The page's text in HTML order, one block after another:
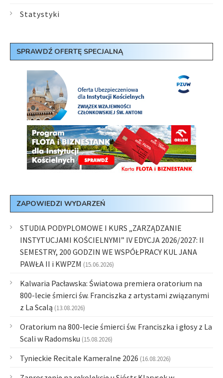
Statystyki
SPRAWDŹ OFERTĘ SPECJALNĄ
ZAPOWIEDZI WYDARZEŃ
STUDIA PODYPLOMOWE I KURS „ZARZĄDZANIE
INSTYTUCJAMI KOŚCIELNYMI” IV EDYCJA 2026/2027: II
SEMESTRY, 200 GODZIN WE WSPÓŁPRACY KUL JANA
PAWŁA II i KWPZM (15.06.2026)
Kalwaria Pacławska: Światowa premiera oratorium na
800-lecie śmierci św. Franciszka z artystami związanymi
z La Scalą (13.08.2026)
Oratorium na 800-lecie śmierci św. Franciszka i głosy z La
Scali w Radomsku (15.08.2026)
Tynieckie Recitale Kameralne 2026 (16.08.2026)